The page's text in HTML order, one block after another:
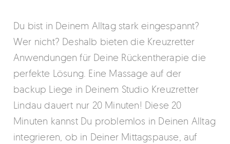
Du bist in Deinem Alltag stark eingespannt?
Wer nicht? Deshalb bieten die Kreuzretter
Anwendungen für Deine Rückentherapie die
perfekte Lösung. Eine Massage auf der
backup Liege in Deinem Studio Kreuzretter
Lindau dauert nur 20 Minuten! Diese 20
Minuten kannst Du problemlos in Deinen Alltag
integrieren, ob in Deiner Mittagspause, auf